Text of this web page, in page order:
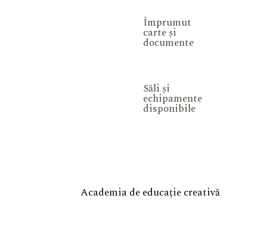
Împrumut
carte și
documente
Săli și
echipamente
disponibile
Academia de educație creativă